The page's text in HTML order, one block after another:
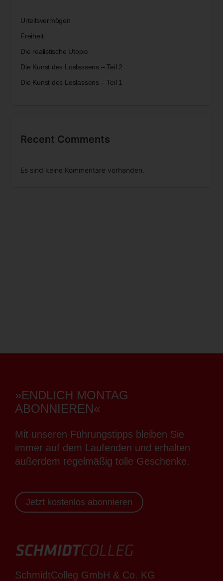
Urteilsvermögen
Freiheit
Die realistische Utopie
Die Kunst des Loslassens – Teil 2
Die Kunst des Loslassens – Teil 1
Recent Comments
Es sind keine Kommentare vorhanden.
»ENDLICH MONTAG
ABONNIEREN«
Mit unseren Führungstipps bleiben Sie
immer auf dem Laufenden und erhalten
außerdem regelmäßig tolle Geschenke.
Jetzt kostenlos abonnieren
SchmidtColleg GmbH & Co. KG